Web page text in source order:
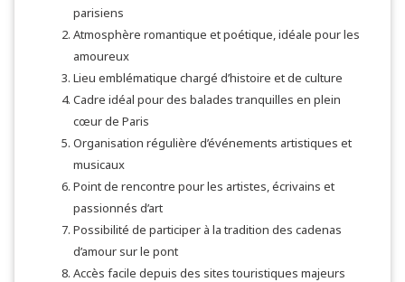
parisiens
Atmosphère romantique et poétique, idéale pour les
amoureux
Lieu emblématique chargé d’histoire et de culture
Cadre idéal pour des balades tranquilles en plein
cœur de Paris
Organisation régulière d’événements artistiques et
musicaux
Point de rencontre pour les artistes, écrivains et
passionnés d’art
Possibilité de participer à la tradition des cadenas
d’amour sur le pont
Accès facile depuis des sites touristiques majeurs